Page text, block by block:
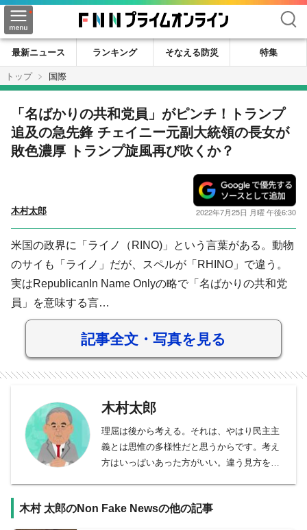
検索
最新ニュース ランキング そなえる防災
特集
トップ
国際
「名ばかりの共和党員」がピンチ！トランプ
追及の急先鋒 チェイニー元副大統領の長女が
敗色濃厚 トランプ旋風再び吹くか？
木村太郎 2022年7月25日 月曜 午後6:30
米国の政界に「ライノ（RINO)」という言葉がある。動物
のサイも「ライノ」だが、スペルが「RHINO」で違う。
実はRepublicanIn Name Onlyの略で「名ばかりの共和党
員」を意味する言…
記事全文・写真を見る
木村太郎
理屈は後から考える。それは、やはり民主主
義とは思惟の多様性だと思うからです。考え
方はいっぱいあった方がいい。違う見方を提
かとは思っています。
木村 太郎のNon Fake Newsの他の記事